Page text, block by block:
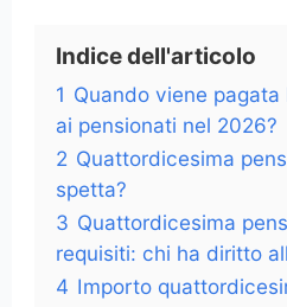
Indice dell'articolo
1 Quando viene
ai pensionati nel 2026?
2 Quattordicesima
spetta?
3 Quattordicesima
requisiti: chi ha diritto
4 Importo